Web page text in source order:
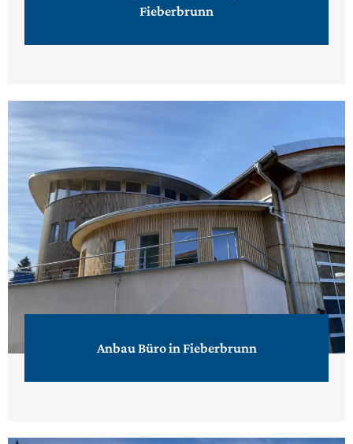
Fieberbrunn
Anbau Büro in Fieberbrunn